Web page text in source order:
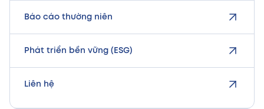
Báo cáo thường niên
Phát triển bền vững (ESG)
Liên hệ